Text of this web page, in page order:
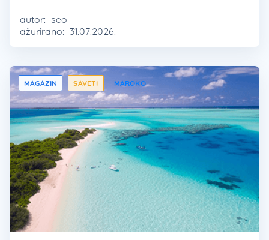
autor: seo
ažurirano: 31.07.2026.
MAGAZIN SAVETI MAROKO